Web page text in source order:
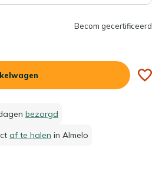
Becom gecertificeerd
bezorgd
af te halen in Almelo